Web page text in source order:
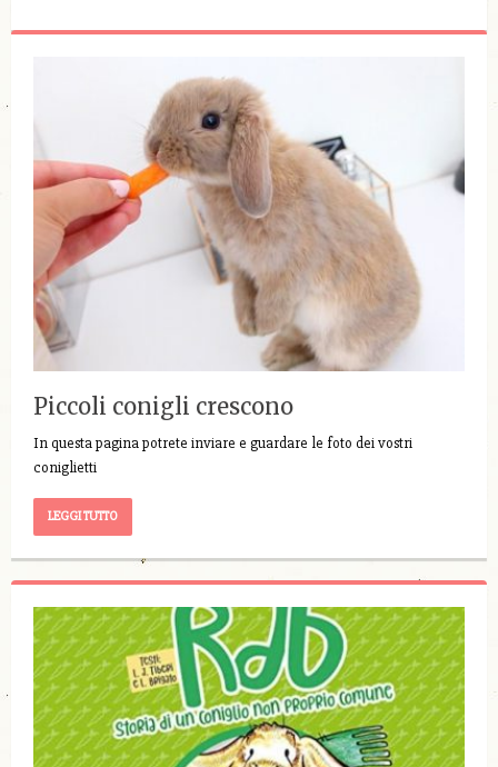
Piccoli conigli crescono
In questa pagina potrete inviare e guardare le foto dei vostri
coniglietti
LEGGI TUTTO